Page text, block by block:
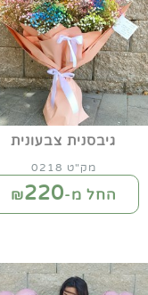
גיבסנית צבעונית
מק"ט 0218
החל מ-₪220